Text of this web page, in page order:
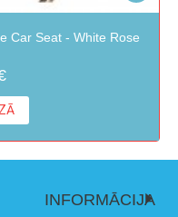
Car Seat - White Rose
INFORMĀCIJA